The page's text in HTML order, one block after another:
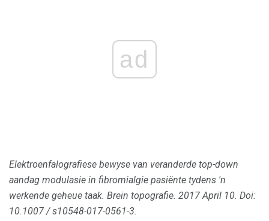
ad
Elektroenfalografiese bewyse van veranderde top-down
aandag modulasie in fibromialgie pasiënte tydens 'n
werkende geheue taak. Brein topografie. 2017 April 10. Doi:
10.1007 / s10548-017-0561-3.